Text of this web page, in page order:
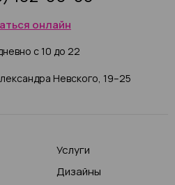
Невского, 19–25
с 10 до 22
онлайн
Услуги
Дизайны